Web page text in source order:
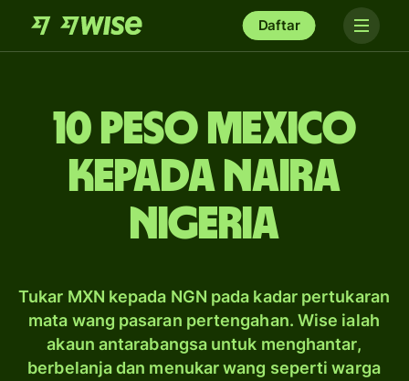
Daftar
10 peso Mexico
kepada naira
Nigeria
Tukar MXN kepada NGN pada kadar pertukaran
mata wang pasaran pertengahan. Wise ialah
akaun antarabangsa untuk menghantar,
berbelanja dan menukar wang seperti warga